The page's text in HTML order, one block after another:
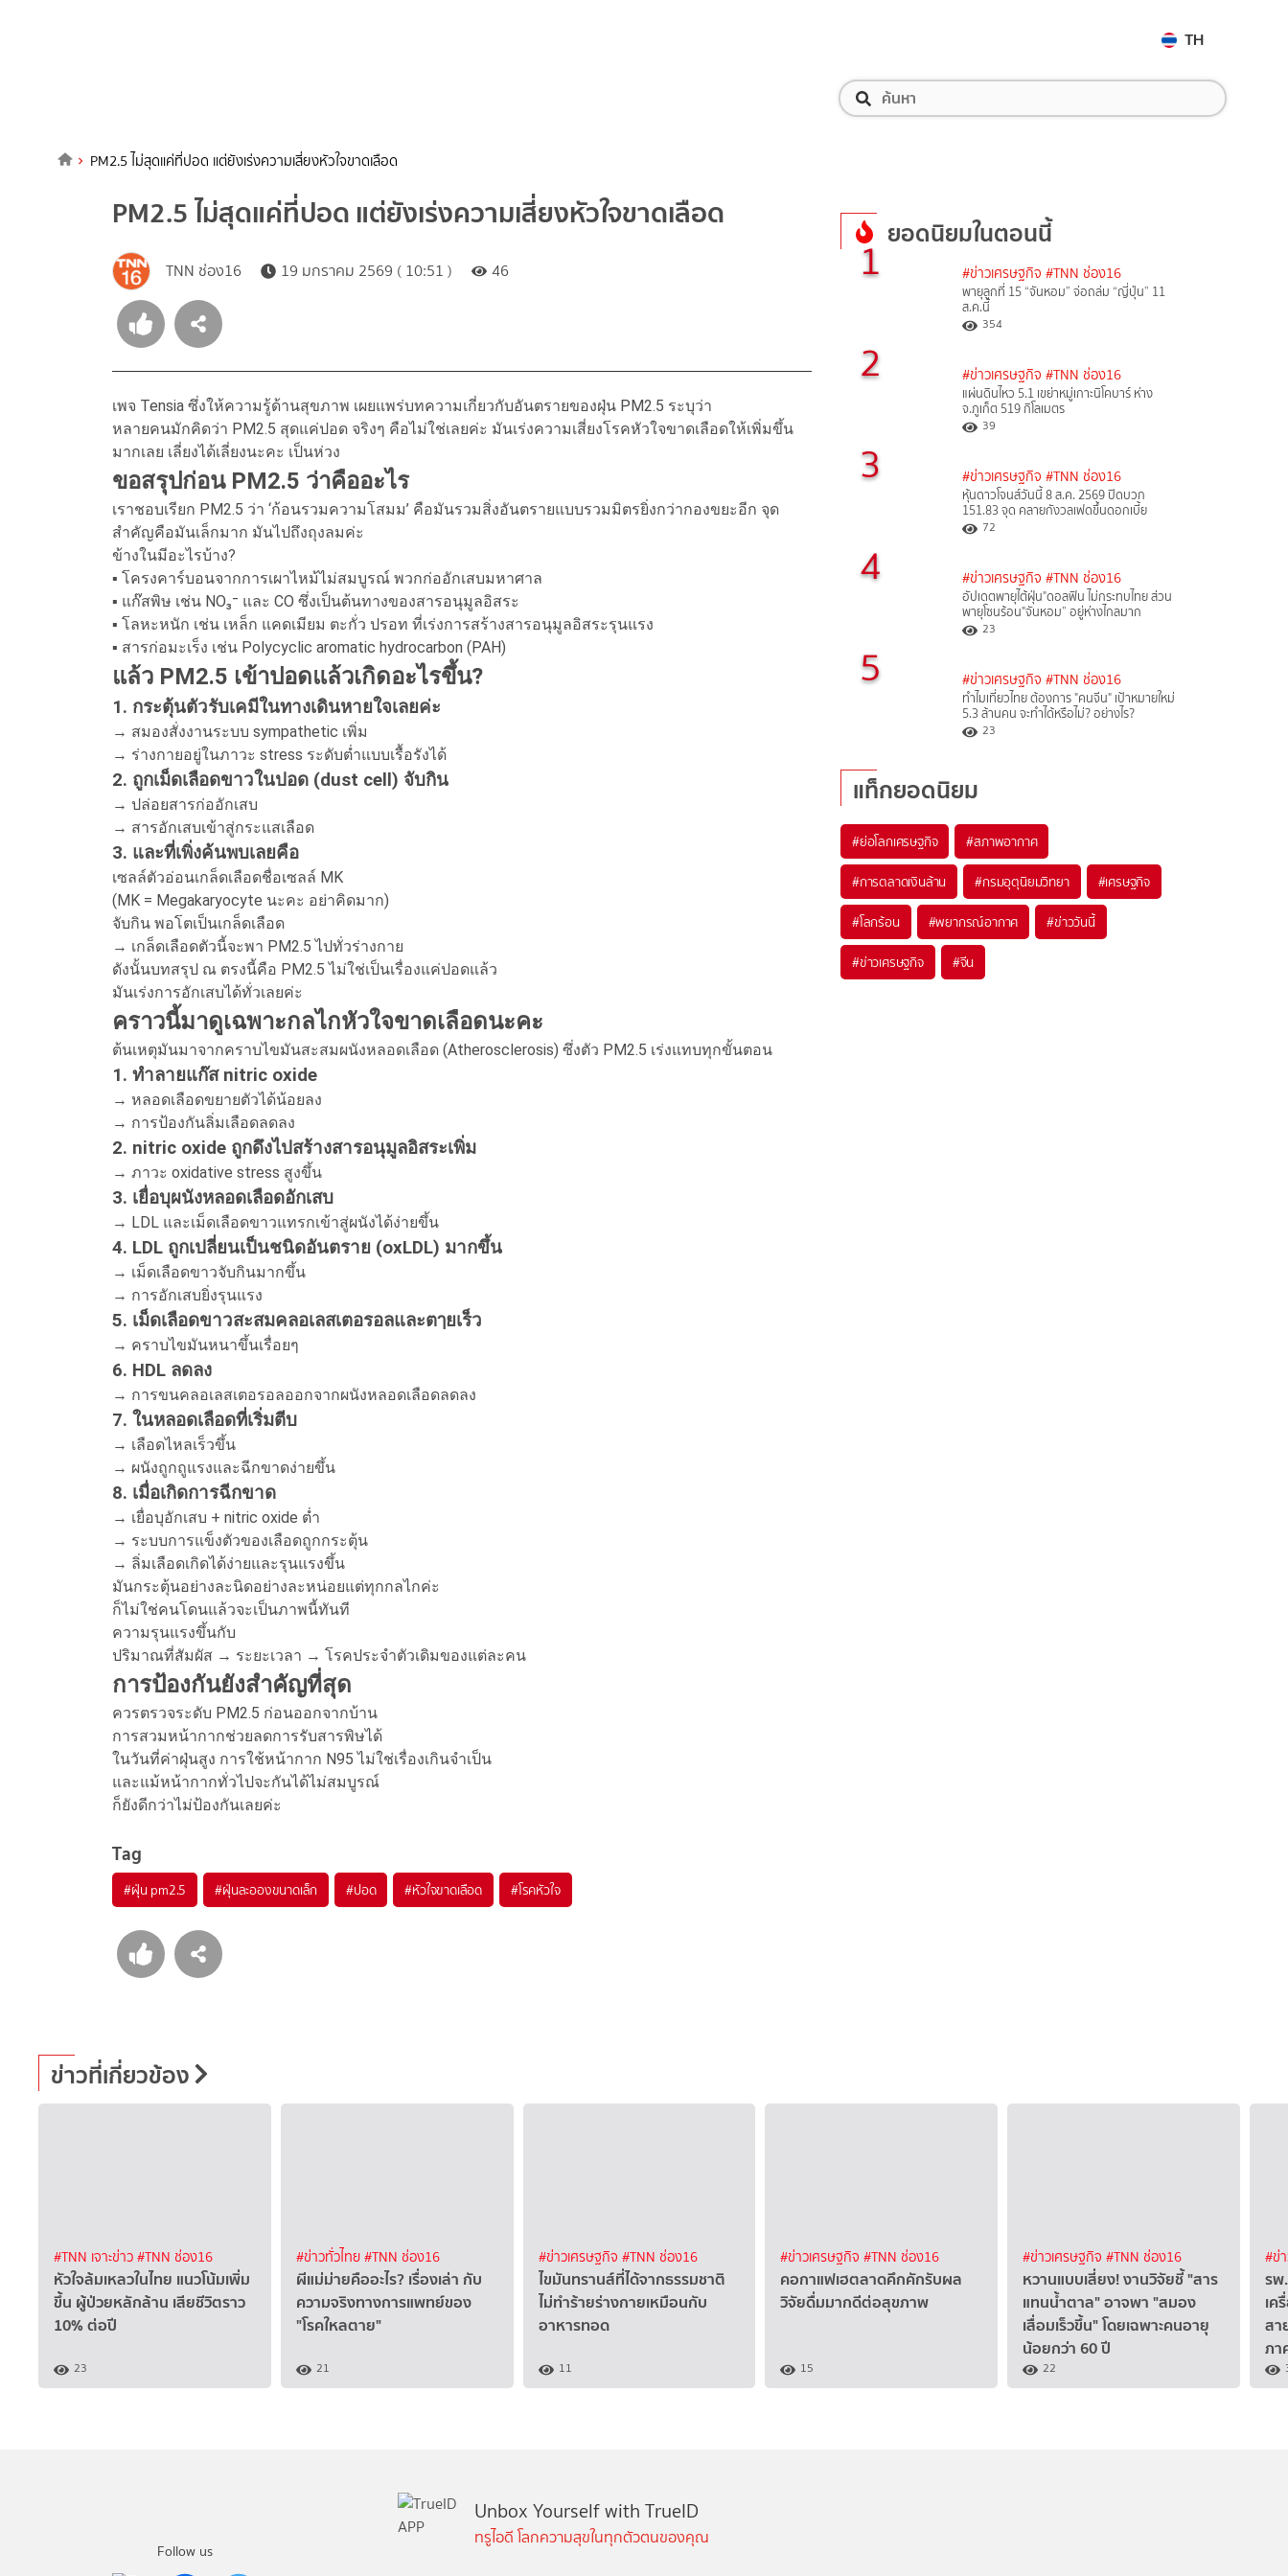
TH
PM2.5 ไม่สุดแค่ที่ปอด แต่ยังเร่งความเสี่ยงหัวใจขาดเลือด
PM2.5 ไม่สุดแค่ที่ปอด แต่ยังเร่งความเสี่ยงหัวใจขาดเลือด
TNN ช่อง16 19 มกราคม 2569 ( 10:51 ) 46
เพจ Tensia ซึ่งให้ความรู้ด้านสุขภาพ เผยแพร่บทความเกี่ยวกับอันตรายของฝุ่น PM2.5 ระบุว่า
หลายคนมักคิดว่า PM2.5 สุดแค่ปอด จริงๆ คือไม่ใช่เลยค่ะ มันเร่งความเสี่ยงโรคหัวใจขาดเลือดให้เพิ่มขึ้น
มากเลย เลี่ยงได้เลี่ยงนะคะ เป็นห่วง
ขอสรุปก่อน PM2.5 ว่าคืออะไร
เราชอบเรียก PM2.5 ว่า ‘ก้อนรวมความโสมม’ คือมันรวมสิ่งอันตรายแบบรวมมิตรยิ่งกว่ากองขยะอีก จุด
สำคัญคือมันเล็กมาก มันไปถึงถุงลมค่ะ
ข้างในมีอะไรบ้าง?
▪️ โครงคาร์บอนจากการเผาไหม้ไม่สมบูรณ์ พวกก่ออักเสบมหาศาล
▪️ แก๊สพิษ เช่น NO₃⁻ และ CO ซึ่งเป็นต้นทางของสารอนุมูลอิสระ
▪️ โลหะหนัก เช่น เหล็ก แคดเมียม ตะกั่ว ปรอท ที่เร่งการสร้างสารอนุมูลอิสระรุนแรง
▪️ สารก่อมะเร็ง เช่น Polycyclic aromatic hydrocarbon (PAH)
แล้ว PM2.5 เข้าปอดแล้วเกิดอะไรขึ้น?
1. กระตุ้นตัวรับเคมีในทางเดินหายใจเลยค่ะ
→ สมองสั่งงานระบบ sympathetic เพิ่ม
→ ร่างกายอยู่ในภาวะ stress ระดับต่ำแบบเรื้อรังได้
2. ถูกเม็ดเลือดขาวในปอด (dust cell) จับกิน
→ ปล่อยสารก่ออักเสบ
→ สารอักเสบเข้าสู่กระแสเลือด
3. และที่เพิ่งค้นพบเลยคือ
เซลล์ตัวอ่อนเกล็ดเลือดชื่อเซลล์ MK
(MK = Megakaryocyte นะคะ อย่าคิดมาก)
จับกิน พอโตเป็นเกล็ดเลือด
→ เกล็ดเลือดตัวนี้จะพา PM2.5 ไปทั่วร่างกาย
ดังนั้นบทสรุป ณ ตรงนี้คือ PM2.5 ไม่ใช่เป็นเรื่องแค่ปอดแล้ว
มันเร่งการอักเสบได้ทั่วเลยค่ะ
คราวนี้มาดูเฉพาะกลไกหัวใจขาดเลือดนะคะ
ต้นเหตุมันมาจากคราบไขมันสะสมผนังหลอดเลือด (Atherosclerosis) ซึ่งตัว PM2.5 เร่งแทบทุกขั้นตอน
1. ทำลายแก๊ส nitric oxide
→ หลอดเลือดขยายตัวได้น้อยลง
→ การป้องกันลิ่มเลือดลดลง
2. nitric oxide ถูกดึงไปสร้างสารอนุมูลอิสระเพิ่ม
→ ภาวะ oxidative stress สูงขึ้น
3. เยื่อบุผนังหลอดเลือดอักเสบ
→ LDL และเม็ดเลือดขาวแทรกเข้าสู่ผนังได้ง่ายขึ้น
4. LDL ถูกเปลี่ยนเป็นชนิดอันตราย (oxLDL) มากขึ้น
→ เม็ดเลือดขาวจับกินมากขึ้น
→ การอักเสบยิ่งรุนแรง
5. เม็ดเลือดขาวสะสมคลอเลสเตอรอลและตๅยเร็ว
→ คราบไขมันหนาขึ้นเรื่อยๆ
6. HDL ลดลง
→ การขนคลอเลสเตอรอลออกจากผนังหลอดเลือดลดลง
7. ในหลอดเลือดที่เริ่มตีบ
→ เลือดไหลเร็วขึ้น
→ ผนังถูกถูแรงและฉีกขาดง่ายขึ้น
8. เมื่อเกิดการฉีกขาด
→ เยื่อบุอักเสบ + nitric oxide ต่ำ
→ ระบบการแข็งตัวของเลือดถูกกระตุ้น
→ ลิ่มเลือดเกิดได้ง่ายและรุนแรงขึ้น
มันกระตุ้นอย่างละนิดอย่างละหน่อยแต่ทุกกลไกค่ะ
ก็ไม่ใช่คนโดนแล้วจะเป็นภาพนี้ทันที
ความรุนแรงขึ้นกับ
ปริมาณที่สัมผัส → ระยะเวลา → โรคประจำตัวเดิมของแต่ละคน
การป้องกันยังสำคัญที่สุด
ควรตรวจระดับ PM2.5 ก่อนออกจากบ้าน
การสวมหน้ากากช่วยลดการรับสารพิษได้
ในวันที่ค่าฝุ่นสูง การใช้หน้ากาก N95 ไม่ใช่เรื่องเกินจำเป็น
และแม้หน้ากากทั่วไปจะกันได้ไม่สมบูรณ์
ก็ยังดีกว่าไม่ป้องกันเลยค่ะ
Tag
#ฝุ่น pm2.5 #ฝุ่นละอองขนาดเล็ก #ปอด #หัวใจขาดเลือด #โรคหัวใจ
ยอดนิยมในตอนนี้
1 #ข่าวเศรษฐกิจ #TNN ช่อง16
พายุลูกที่ 15 “จันหอม” จ่อถล่ม “ญี่ปุ่น” 11
ส.ค.นี้
354
2 #ข่าวเศรษฐกิจ #TNN ช่อง16
แผ่นดินไหว 5.1 เขย่าหมู่เกาะนิโคบาร์ ห่าง
จ.ภูเก็ต 519 กิโลเมตร
39
3 #ข่าวเศรษฐกิจ #TNN ช่อง16
หุ้นดาวโจนส์วันนี้ 8 ส.ค. 2569 ปิดบวก
151.83 จุด คลายกังวลเฟดขึ้นดอกเบี้ย
72
4 #ข่าวเศรษฐกิจ #TNN ช่อง16
อัปเดตพายุไต้ฝุ่น"ดอลฟิน ไม่กระทบไทย ส่วน
พายุโซนร้อน"จันหอม” อยู่ห่างไกลมาก
23
5 #ข่าวเศรษฐกิจ #TNN ช่อง16
ทำไมเที่ยวไทย ต้องการ "คนจีน" เป้าหมายใหม่
5.3 ล้านคน จะทำได้หรือไม่? อย่างไร?
23
แท็กยอดนิยม
#ย่อโลกเศรษฐกิจ #สภาพอากาศ
#การตลาดเงินล้าน #กรมอุตุนิยมวิทยา #เศรษฐกิจ
#โลกร้อน #พยากรณ์อากาศ #ข่าววันนี้
#ข่าวเศรษฐกิจ #จีน
ข่าวที่เกี่ยวข้อง
#TNN เจาะข่าว#TNN ช่อง16
หัวใจล้มเหลวในไทย แนวโน้มเพิ่ม
ขึ้น ผู้ป่วยหลักล้าน เสียชีวิตราว
10% ต่อปี
23
#ข่าวทั่วไทย#TNN ช่อง16
ผีแม่ม่ายคืออะไร? เรื่องเล่า กับ
ความจริงทางการแพทย์ของ
"โรคใหลตาย"
21
#ข่าวเศรษฐกิจ #TNN ช่อง16
ไขมันทรานส์ที่ได้จากธรรมชาติ
ไม่ทำร้ายร่างกายเหมือนกับ
อาหารทอด
11
#ข่าวเศรษฐกิจ#TNN ช่อง16
คอกาแฟเฮตลาดคึกคักรับผล
วิจัยดื่มมากดีต่อสุขภาพ
15
#ข่าวเศรษฐกิจ#TNN ช่อง16
หวานแบบเสี่ยง! งานวิจัยชี้ "สาร
แทนน้ำตาล" อาจพา "สมอง
เสื่อมเร็วขึ้น" โดยเฉพาะคนอายุ
น้อยกว่า 60 ปี
22
#ข่
รพ
เค
สา
ภา
Follow us
Unbox Yourself with TrueID
ทรูไอดี โลกความสุขในทุกตัวตนของคุณ